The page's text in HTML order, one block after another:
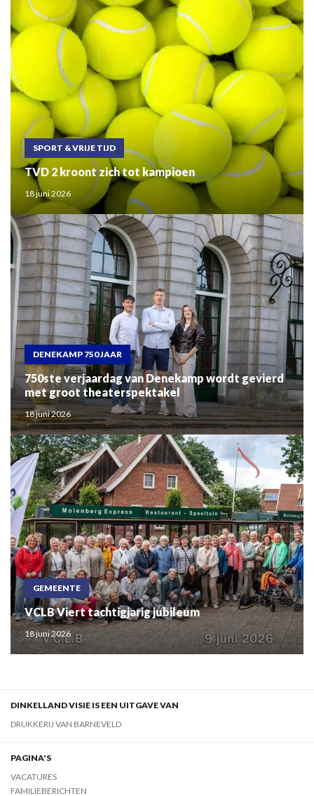
SPORT & VRIJE TIJD
TVD 2 kroont zich tot kampioen
18 juni 2026
DENEKAMP 750 JAAR
750ste verjaardag van Denekamp wordt gevierd
met groot theaterspektakel
18 juni 2026
GEMEENTE
VCLB Viert tachtigjarig jubileum
18 juni 2026
DINKELLAND VISIE IS EEN UITGAVE VAN
DRUKKERIJ VAN BARNEVELD
PAGINA'S
VACATURES
FAMILIEBERICHTEN